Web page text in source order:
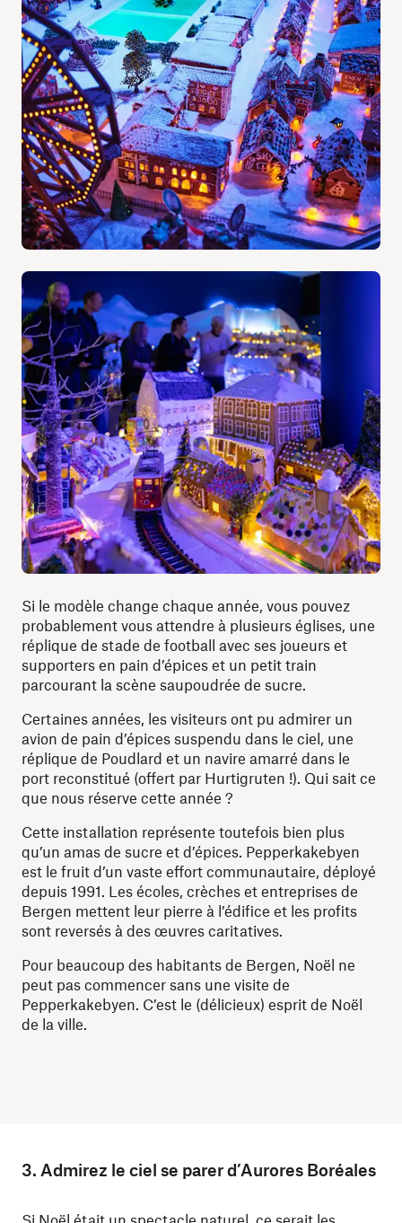
Si le modèle change chaque année, vous pouvez
probablement vous attendre à plusieurs églises, une
réplique de stade de football avec ses joueurs et
supporters en pain d’épices et un petit train
parcourant la scène saupoudrée de sucre.
Certaines années, les visiteurs ont pu admirer un
avion de pain d’épices suspendu dans le ciel, une
réplique de Poudlard et un navire amarré dans le
port reconstitué (offert par Hurtigruten !). Qui sait ce
que nous réserve cette année ?
Cette installation représente toutefois bien plus
qu’un amas de sucre et d’épices. Pepperkakebyen
est le fruit d’un vaste effort communautaire, déployé
depuis 1991. Les écoles, crèches et entreprises de
Bergen mettent leur pierre à l’édifice et les profits
sont reversés à des œuvres caritatives.
Pour beaucoup des habitants de Bergen, Noël ne
peut pas commencer sans une visite de
Pepperkakebyen. C’est le (délicieux) esprit de Noël
de la ville.
3. Admirez le ciel se parer d’Aurores Boréales
Si Noël était un spectacle naturel, ce serait les